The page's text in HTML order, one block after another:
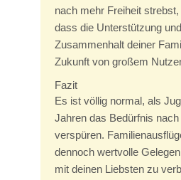
nach mehr Freiheit
dass die Unterstützung
Zusammenhalt deiner
Zukunft von großem
Fazit
Es ist völlig normal, als
Jahren das Bedürfnis
verspüren.
dennoch wertvolle
mit deinen Liebsten zu